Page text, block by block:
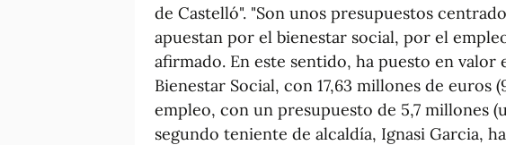
de Castelló". "Son unos presupuestos
apuestan por el bienestar social, por el
afirmado. En este sentido, ha puesto en valor
Bienestar Social, con 17,63 millones de euros
empleo, con un presupuesto de 5,7 millones
segundo teniente de alcaldía, Ignasi Garcia,